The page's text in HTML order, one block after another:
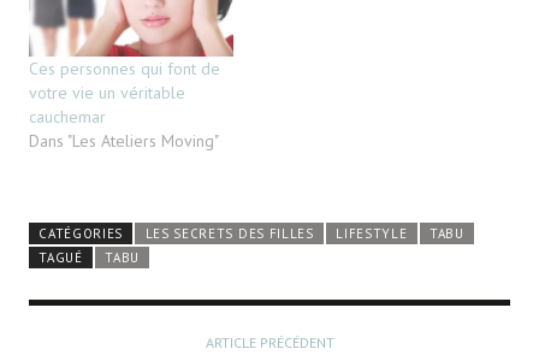
Ces personnes qui font de
votre vie un véritable
cauchemar
Dans "Les Ateliers Moving"
CATÉGORIES LES SECRETS DES FILLES LIFESTYLE
TABU
TAGUÉ
TABU
ARTICLE PRÉCÉDENT